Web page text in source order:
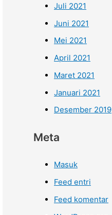
Juli 2021
Juni 2021
Mei 2021
April 2021
Maret 2021
Januari 2021
Desember 2019
Meta
Masuk
Feed entri
Feed komentar